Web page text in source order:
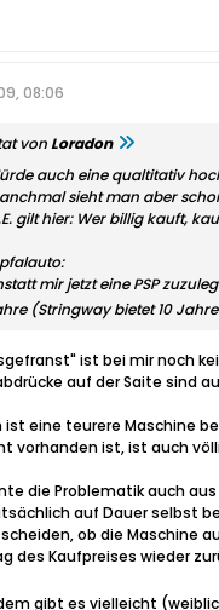
08:06
vonLoradon
auch eine qualtitativ
sieht man aber
gilt hier: Wer billig kauft,
mir jetzt eine PSP
(Stringway bietet 10
ist bei mir noch
auf der Saite sind
ist eine teurere Maschine
vorhanden ist, ist auch
die Problematik auch
auf Dauer selbst
ob die Maschine
des Kaufpreises wieder
gibt es vielleicht